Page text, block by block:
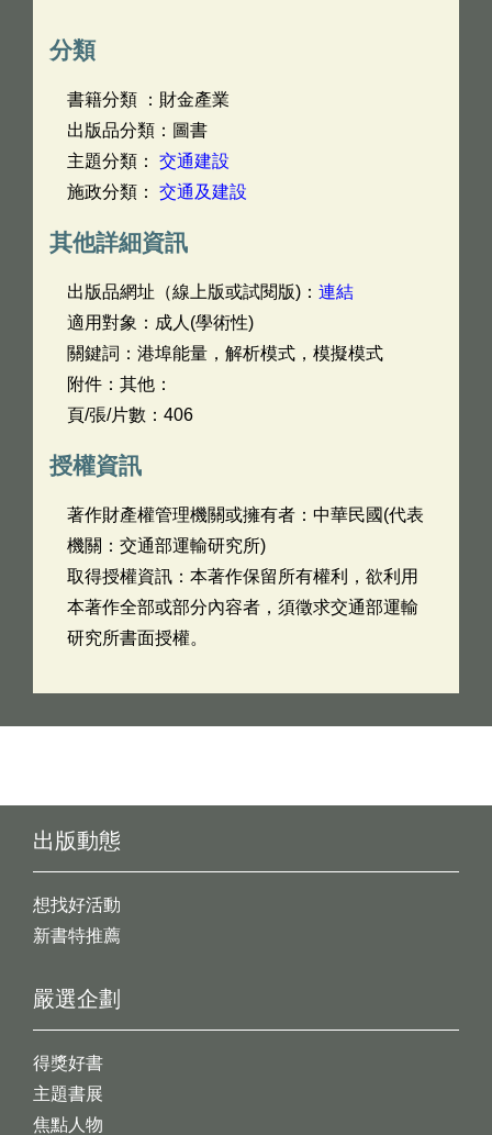
分類
書籍分類 ：財金產業
出版品分類：圖書
主題分類： 交通建設
施政分類： 交通及建設
其他詳細資訊
出版品網址（線上版或試閱版)： 連結
適用對象：成人(學術性)
關鍵詞：港埠能量，解析模式，模擬模式
附件：其他：
頁/張/片數：406
授權資訊
著作財產權管理機關或擁有者：中華民國(代表
機關：交通部運輸研究所)
取得授權資訊：本著作保留所有權利，欲利用
本著作全部或部分內容者，須徵求交通部運輸
研究所書面授權。
出版動態
想找好活動
新書特推薦
嚴選企劃
得獎好書
主題書展
焦點人物